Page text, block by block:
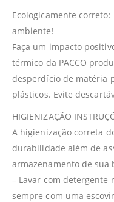
Ecologicamente
ambiente!
Faça um impacto
térmico da PACCO
desperdício de matéria
plásticos. Evite
HIGIENIZAÇÃO
A higienização correta
durabilidade além de
armazenamento de sua
– Lavar com detergente
sempre com uma